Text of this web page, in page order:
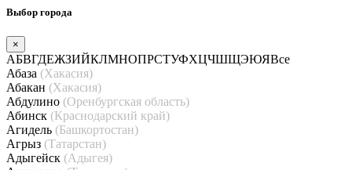
Выбор города
×
АБВГДЕЖЗИЙКЛМНОПРСТУФХЦЧШЩЭЮЯВсе
Абаза (Хакасия)
Абакан (Хакасия)
Абдулино (Оренбургская область)
Абинск (Краснодарский край)
Агидель (Башкортостан)
Агрыз (Татарстан)
Адыгейск (Адыгея)